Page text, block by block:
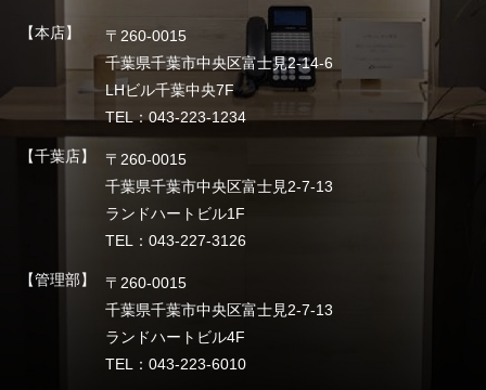
【本店】
〒260-0015
千葉県千葉市中央区富士見2-14-6
LHビル千葉中央7F
TEL：043-223-1234
【千葉店】
〒260-0015
千葉県千葉市中央区富士見2-7-13
ランドハートビル1F
TEL：043-227-3126
【管理部】
〒260-0015
千葉県千葉市中央区富士見2-7-13
ランドハートビル4F
TEL：043-223-6010